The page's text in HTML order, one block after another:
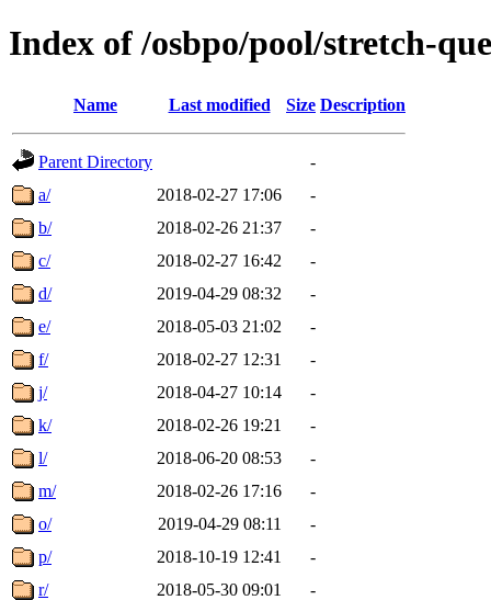
Index of /osbpo/pool/stretch-
Name Last modified Size Description
Parent Directory
-
a/
2018-02-27 17:06
-
b/
2018-02-26 21:37
-
c/
2018-02-27 16:42
-
d/
2019-04-29 08:32
-
e/
2018-05-03 21:02
-
f/
2018-02-27 12:31
-
j/
2018-04-27 10:14
-
k/
2018-02-26 19:21
-
l/
2018-06-20 08:53
-
m/
2018-02-26 17:16
-
o/
2019-04-29 08:11
-
p/
2018-10-19 12:41
-
r/
2018-05-30 09:01
-